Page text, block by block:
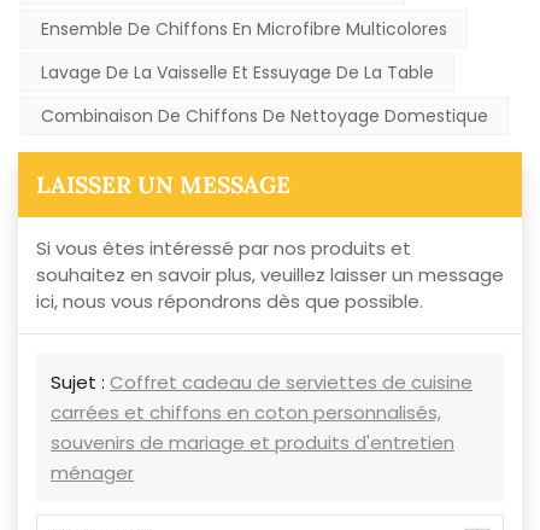
Ensemble De Chiffons En Microfibre Multicolores
Lavage De La Vaisselle Et Essuyage De La Table
Combinaison De Chiffons De Nettoyage Domestique
LAISSER UN MESSAGE
Si vous êtes intéressé par nos produits et
souhaitez en savoir plus, veuillez laisser un message
ici, nous vous répondrons dès que possible.
Sujet : Coffret cadeau de serviettes de cuisine
carrées et chiffons en coton personnalisés,
souvenirs de mariage et produits d'entretien
ménager